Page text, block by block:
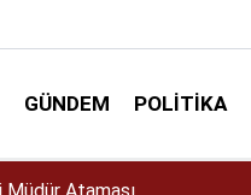
GÜNDEM POLITIKA